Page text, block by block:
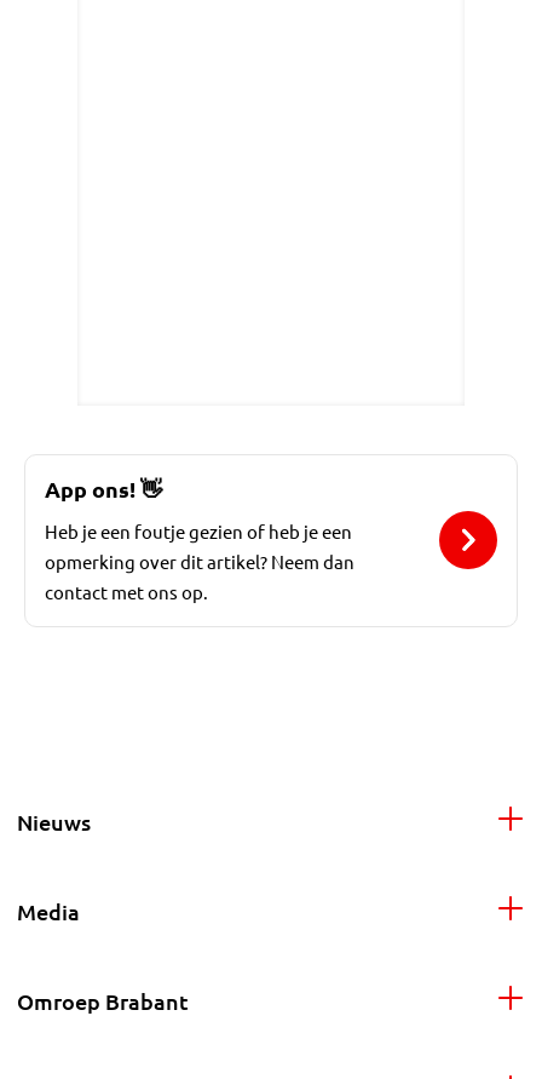
App ons!👋
Heb je een foutje gezien of heb je een
opmerking over dit artikel? Neem dan
contact met ons op.
Nieuws
Media
Omroep Brabant